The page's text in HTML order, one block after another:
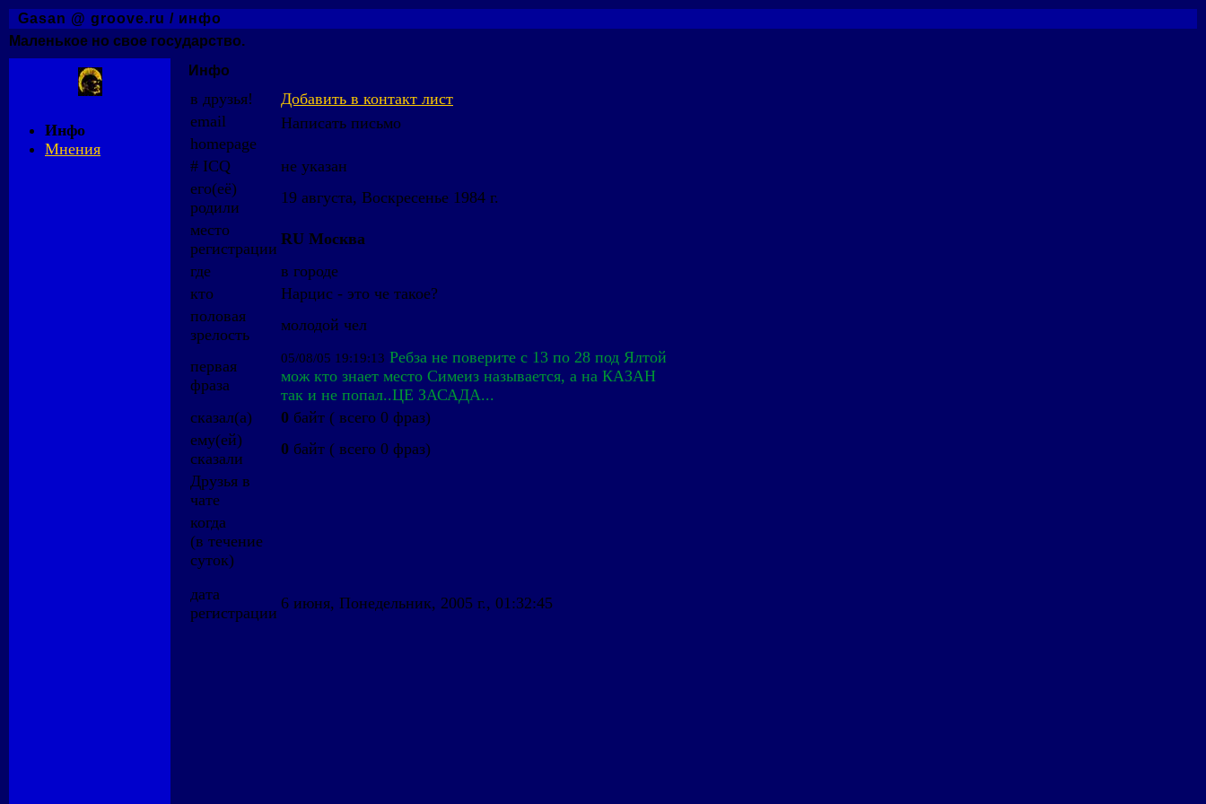
Gasan @ groove.ru / инфо
Маленькое но свое государство.
Инфо
Мнения
Инфо
в друзья!
Добавить в контакт лист
email
homepage
# ICQ
не указан
его(её)
родили
19 августа, Воскресенье 1984 г.
место
регистрации
RU Москва
где
в городе
кто
Нарцис - это че такое?
половая
зрелость
молодой чел
первая
фраза
05/08/05 19:19:13 Ребза не поверите с 13 по 28 под Ялтой
мож кто знает место Симеиз называется, а на КАЗАН
так и не попал..ЦЕ ЗАСАДА...
сказал(а)
0 байт ( всего 0 фраз)
ему(ей)
сказали
0 байт ( всего 0 фраз)
Друзья в
чате
когда
(в течение
суток)
дата
регистрации
6 июня, Понедельник, 2005 г., 01:32:45